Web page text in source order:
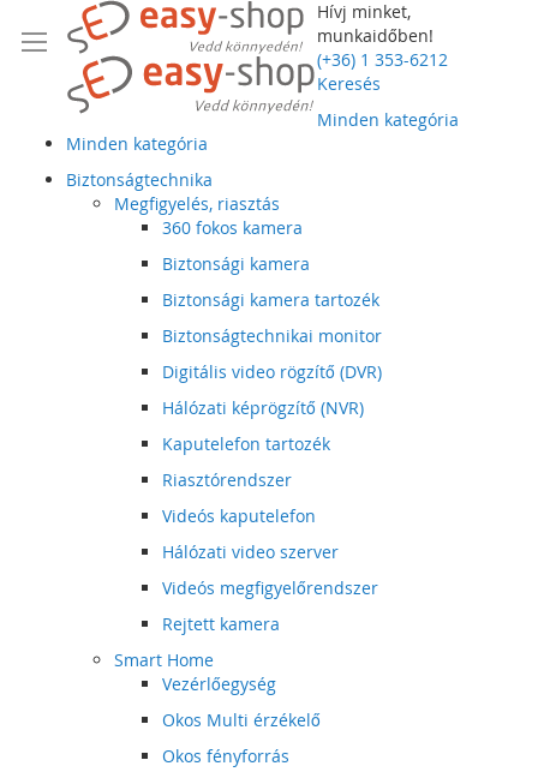
Hívj minket,
munkaidőben!
(+36) 1 353-6212
Keresés
Minden kategória
Minden kategória
Biztonságtechnika
Megfigyelés, riasztás
360 fokos kamera
Biztonsági kamera
Biztonsági kamera tartozék
Biztonságtechnikai monitor
Digitális video rögzítő (DVR)
Hálózati képrögzítő (NVR)
Kaputelefon tartozék
Riasztórendszer
Videós kaputelefon
Hálózati video szerver
Videós megfigyelőrendszer
Rejtett kamera
Smart Home
Vezérlőegység
Okos Multi érzékelő
Okos fényforrás